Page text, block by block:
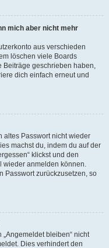
mich aber nicht mehr
aus verschieden
löschen viele Boards
Beiträge geschrieben haben,
dich einfach erneut und
altes Passwort nicht wieder
machst du, indem du auf der
klickst und den
wieder anmelden können.
Passwort zurückzusetzen, so
bleiben“ nicht
Dies verhindert den